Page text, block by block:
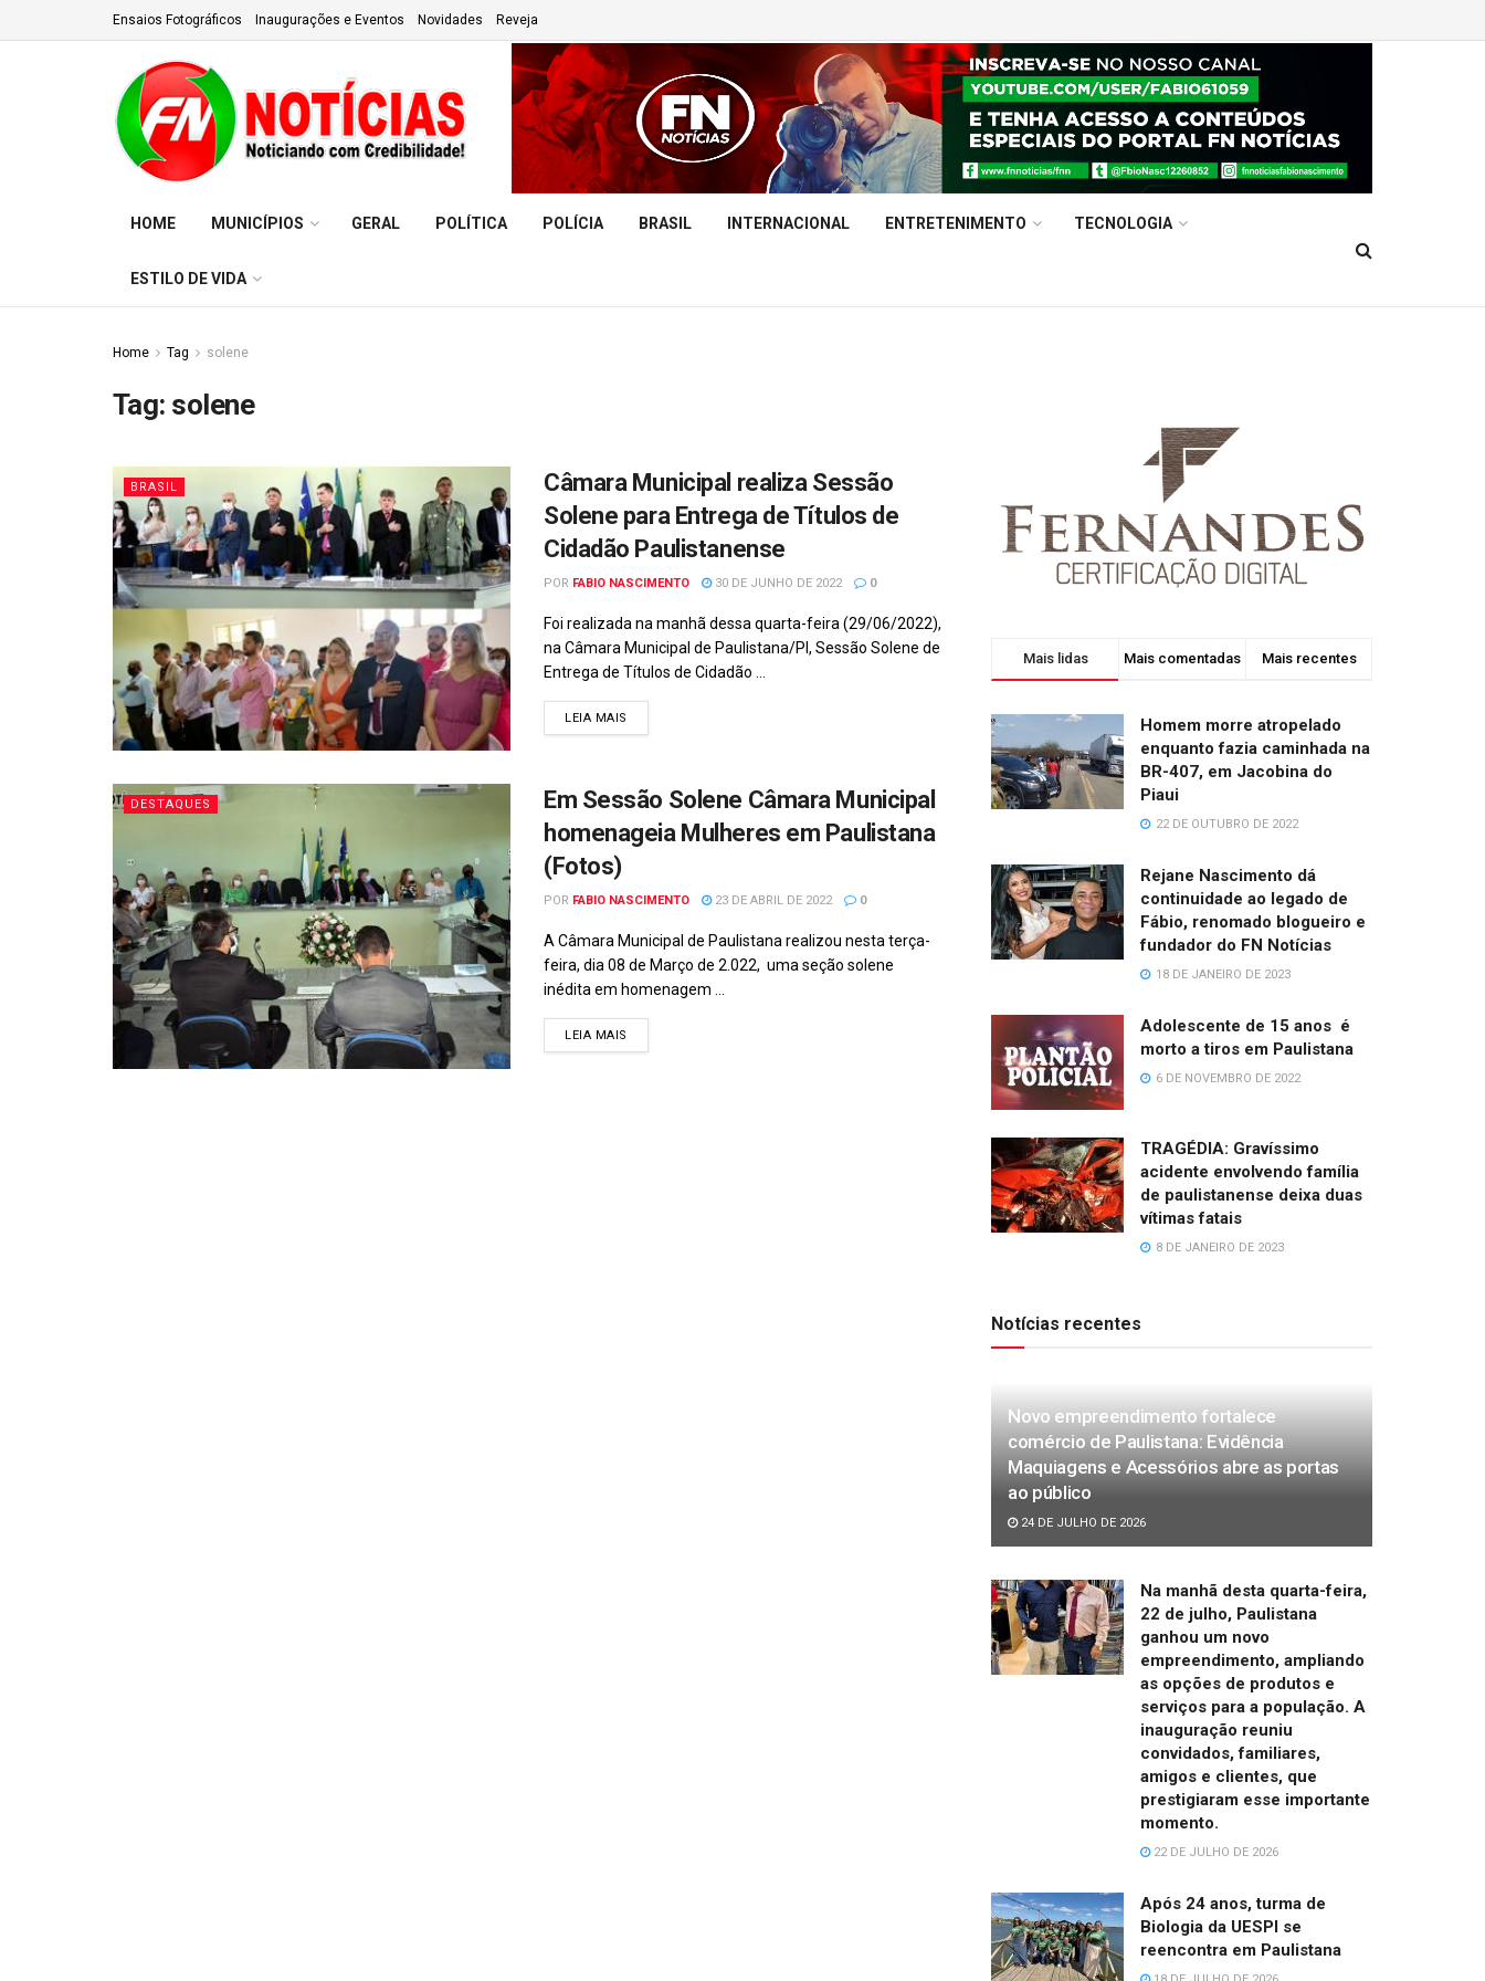
Ensaios Fotográficos Inaugurações e Eventos Novidades Reveja
HOME MUNICÍPIOS GERAL POLÍTICA POLÍCIA BRASIL INTERNACIONAL ENTRETENIMENTO TECNOLOGIA
ESTILO DE VIDA
Home Tag solene
Tag: solene
BRASIL
Câmara Municipal realiza Sessão
Solene para Entrega de Títulos de
Cidadão Paulistanense
POR FABIO NASCIMENTO 30 DE JUNHO DE 2022 0
Foi realizada na manhã dessa quarta-feira (29/06/2022),
na Câmara Municipal de Paulistana/PI, Sessão Solene de
Entrega de Títulos de Cidadão ...
LEIA MAIS
DESTAQUES
Em Sessão Solene Câmara Municipal
homenageia Mulheres em Paulistana
(Fotos)
POR FABIO NASCIMENTO 23 DE ABRIL DE 2022 0
A Câmara Municipal de Paulistana realizou nesta terça-
feira, dia 08 de Março de 2.022, uma seção solene
inédita em homenagem ...
LEIA MAIS
Mais lidas Mais comentadas Mais recentes
Homem morre atropelado
enquanto fazia caminhada na
BR-407, em Jacobina do
Piaui
22 DE OUTUBRO DE 2022
Rejane Nascimento dá
continuidade ao legado de
Fábio, renomado blogueiro e
fundador do FN Notícias
18 DE JANEIRO DE 2023
Adolescente de 15 anos é
morto a tiros em Paulistana
6 DE NOVEMBRO DE 2022
TRAGÉDIA: Gravíssimo
acidente envolvendo família
de paulistanense deixa duas
vítimas fatais
8 DE JANEIRO DE 2023
Notícias recentes
Novo empreendimento fortalece
comércio de Paulistana: Evidência
Maquiagens e Acessórios abre as portas
ao público
24 DE JULHO DE 2026
Na manhã desta quarta-feira,
22 de julho, Paulistana
ganhou um novo
empreendimento, ampliando
as opções de produtos e
serviços para a população. A
inauguração reuniu
convidados, familiares,
amigos e clientes, que
prestigiaram esse importante
momento.
22 DE JULHO DE 2026
Após 24 anos, turma de
Biologia da UESPI se
reencontra em Paulistana